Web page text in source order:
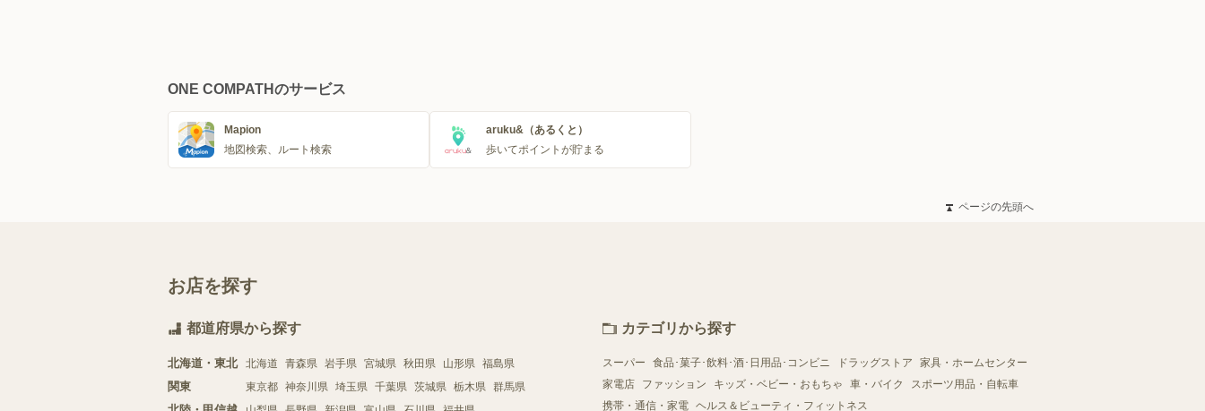
ONE COMPATHのサービス
Mapion
地図検索、ルート検索
aruku&（あるくと）
歩いてポイントが貯まる
ページの先頭へ
お店を探す
都道府県から探す
北海道・東北 北海道 青森県 岩手県 宮城県 秋田県 山形県 福島県
関東 東京都 神奈川県 埼玉県 千葉県 茨城県 栃木県 群馬県
カテゴリから探す
スーパー 食品･菓子･飲料･酒･日用品･コンビニ ドラッグストア
家具・ホームセンター
家電店
ファッション キッズ・ベビー・おもちゃ 車・バイク
スポーツ用品・自転車
携帯・通信・家電 ヘルス＆ビューティ・フィットネス